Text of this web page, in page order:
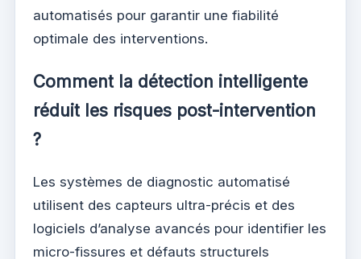
automatisés pour garantir une fiabilité
optimale des interventions.
Comment la détection intelligente
réduit les risques post-intervention
?
Les systèmes de diagnostic automatisé
utilisent des capteurs ultra-précis et des
logiciels d’analyse avancés pour identifier les
micro-fissures et défauts structurels